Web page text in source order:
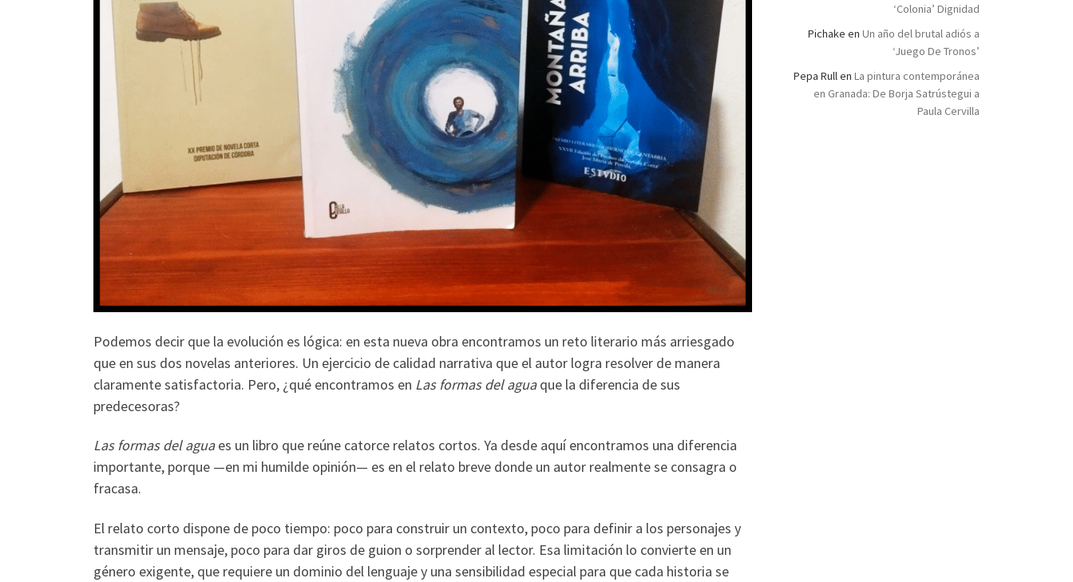
Podemos decir que la evolución es lógica: en esta nueva obra encontramos un reto literario más arriesgado
que en sus dos novelas anteriores. Un ejercicio de calidad narrativa que el autor logra resolver de manera
claramente satisfactoria. Pero, ¿qué encontramos en Las formas del aguaque la diferencia de sus
predecesoras?
Las formas del aguaes un libro que reúne catorce relatos cortos. Ya desde aquí encontramos una diferencia
importante, porque —en mi humilde opinión— es en el relato breve donde un autor realmente se consagra o
fracasa.
El relato corto dispone de poco tiempo: poco para construir un contexto, poco para definir a los personajes y
transmitir un mensaje, poco para dar giros de guion o sorprender al lector. Esa limitación lo convierte en un
género exigente, que requiere un dominio del lenguaje y una sensibilidad especial para que cada historia se
‘Colonia’ Dignidad
Pichake en Un año del brutal adiós a
‘Juego De Tronos’
Pepa Rullen La pintura contemporánea
en Granada: De Borja Satrústegui a
Paula Cervilla